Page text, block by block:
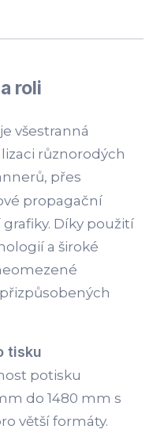
roli
všestranná
různorodých
přes
propagační
Díky použití
a široké
tisku
potisku
do 1480 mm s
větší formáty.